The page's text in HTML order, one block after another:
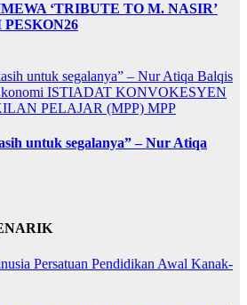
‘TRIBUTE TO M. NASIR’
ISTIADAT KONVOKESYEN
PELAJAR (MPP) MPP
untuk segalanya” – Nur Atiqa
Persatuan Pendidikan Awal Kanak-